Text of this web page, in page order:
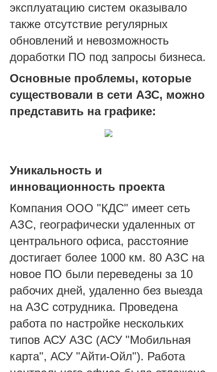
эксплуатацию систем оказывало
также отсутствие регулярных
обновлений и невозможность
доработки ПО под запросы бизнеса.
Основные проблемы, которые
существовали в сети АЗС, можно
представить на графике:
Уникальность и
инновационность проекта
Компания ООО "КДС" имеет сеть
АЗС, географически удаленных от
центрального офиса, расстояние
достигает более 1000 км. 80 АЗС на
новое ПО были переведены за 10
рабочих дней, удаленно без выезда
на АЗС сотрудника. Проведена
работа по настройке нескольких
типов АСУ АЗС (АСУ "Мобильная
карта", АСУ "Айти-Ойл"). Работа